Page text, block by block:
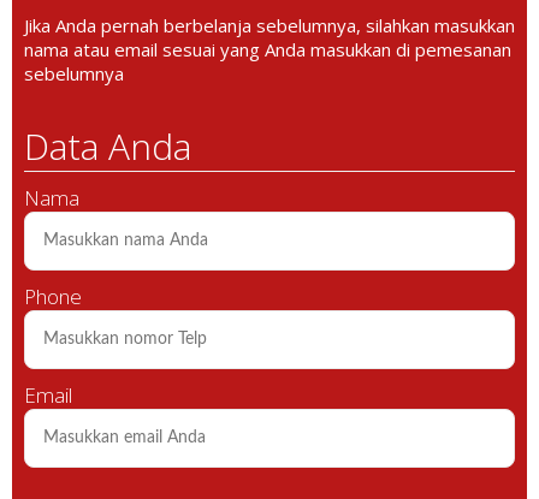
Jika Anda pernah berbelanja sebelumnya, silahkan masukkan
nama atau email sesuai yang Anda masukkan di pemesanan
sebelumnya
Data Anda
Nama
Phone
Email